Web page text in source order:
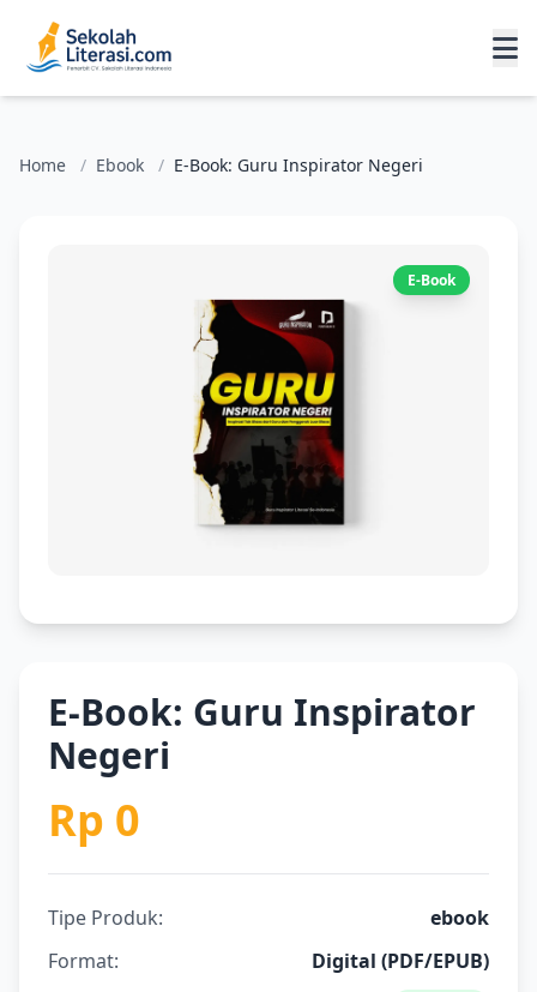
Home / Ebook / E-Book: Guru Inspirator Negeri
E-Book
E-Book: Guru Inspirator
Negeri
Rp 0
Tipe Produk:
ebook
Format:
Digital (PDF/EPUB)